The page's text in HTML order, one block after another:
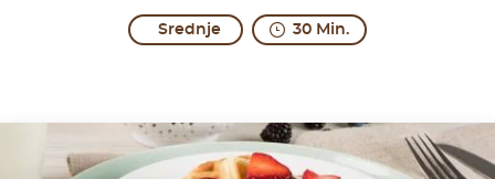
Srednje 30 Min.